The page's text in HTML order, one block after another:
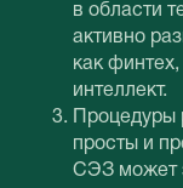
в области
активно
как
интеллект.
Процедуры
просты и
СЭЗ может